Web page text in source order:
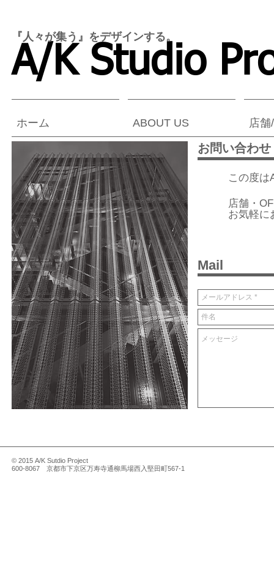
A/K Studio
『人々が集う』をデザインする。
ホーム ABOUT US 店
お問い合わせ
この度は
店舗・
お気軽に
Mail
© 2015 A/K Sutdio Project
600-8067 京都市下京区万寿寺通柳馬場西入堅田町567-1